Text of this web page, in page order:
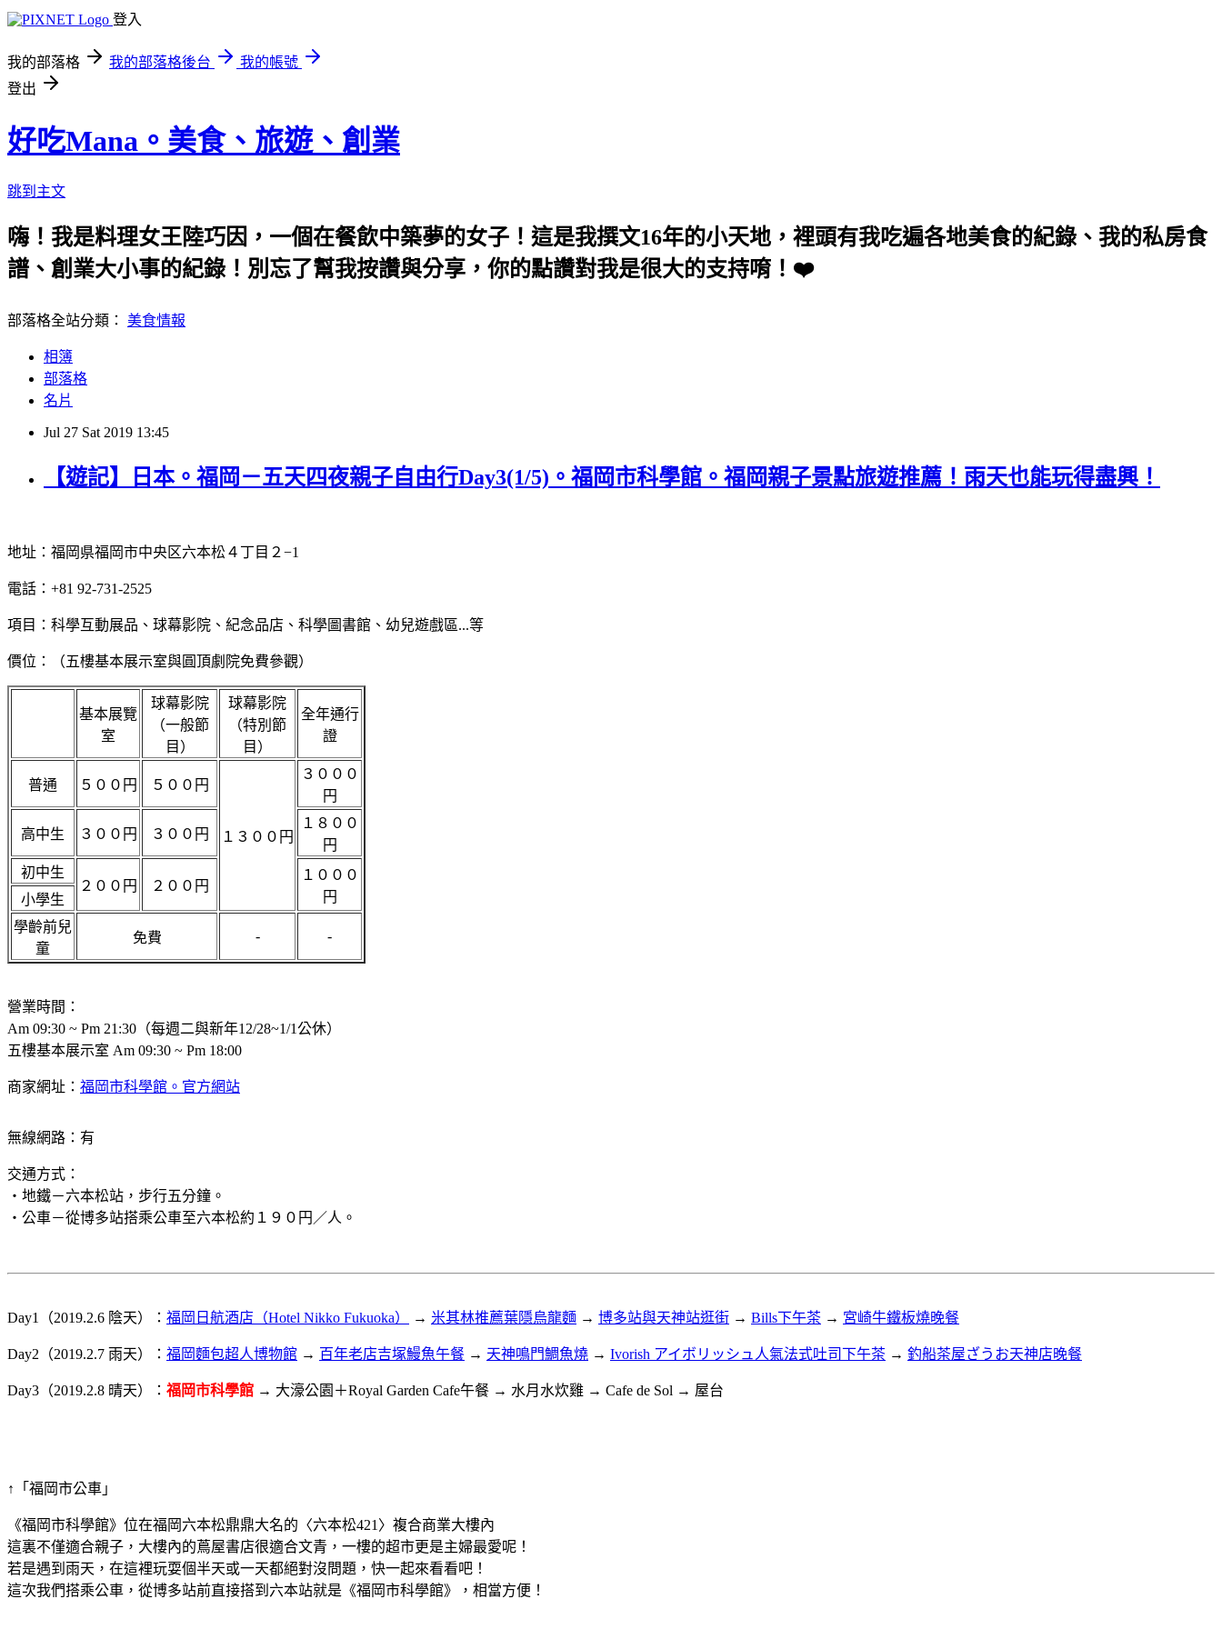
登入
我的部落格 我的部落格後台
我的帳號
登出
好吃Mana。美食、旅遊、創業
跳到主文
嗨！我是料理女王陸巧因，一個在餐飲中築夢的女子！這是我撰文16年的小天地，裡頭有我吃遍各地美食的紀錄、我的私房食
譜、創業大小事的紀錄！別忘了幫我按讚與分享，你的點讚對我是很大的支持唷！❤️
部落格全站分類： 美食情報
相簿
部落格
名片
Jul 27 Sat 2019 13:45
【遊記】日本。福岡－五天四夜親子自由行Day3(1/5)。福岡市科學館。福岡親子景點旅遊推薦！雨天也能玩得盡興！
地址：福岡県福岡市中央区六本松４丁目２−1
電話：+81 92-731-2525
項目：科學互動展品、球幕影院、紀念品店、科學圖書館、幼兒遊戲區...等
價位：（五樓基本展示室與圓頂劇院免費參觀）
基本展覽
室
球幕影院
（一般節
目）
球幕影院
（特別節
目）
全年通行
證
普通 ５００円 ５００円
１３００円
３０００
円
高中生 ３００円 ３００円
１８００
円
初中生
２００円
２００円
１０００
円
小學生
學齡前兒
童
免費 - -
營業時間：
Am 09:30 ~ Pm 21:30（每週二與新年12/28~1/1公休）
五樓基本展示室 Am 09:30 ~ Pm 18:00
商家網址： 福岡市科學館。官方網站
無線網路：有
交通方式：
・地鐵－六本松站，步行五分鐘。
・公車－從博多站搭乘公車至六本松約１９０円／人。
Day1（2019.2.6 陰天）： 福岡日航酒店（Hotel Nikko Fukuoka） → 米其林推薦葉隱烏龍麵 → 博多站與天神站逛街 → Bills下午茶 → 宮崎牛鐵板燒晚餐
Day2（2019.2.7 雨天）： 福岡麵包超人博物館 → 百年老店吉塚鰻魚午餐 → 天神鳴門鯛魚燒 → Ivorish アイボリッシュ人氣法式吐司下午茶 → 釣船茶屋ざうお天神店晚餐
Day3（2019.2.8 晴天）： 福岡市科學館 → 大濠公園＋Royal Garden Cafe午餐 → 水月水炊雞 → Cafe de Sol → 屋台
↑「福岡市公車」
《福岡市科學館》位在福岡六本松鼎鼎大名的〈六本松421〉複合商業大樓內
這裏不僅適合親子，大樓內的蔦屋書店很適合文青，一樓的超市更是主婦最愛呢！
若是遇到雨天，在這裡玩耍個半天或一天都絕對沒問題，快一起來看看吧！
這次我們搭乘公車，從博多站前直接搭到六本站就是《福岡市科學館》，相當方便！